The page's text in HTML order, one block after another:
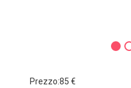
Prezzo:85 €